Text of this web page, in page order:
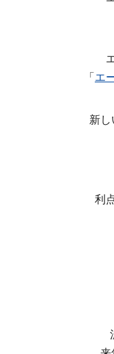
「エ
新
利